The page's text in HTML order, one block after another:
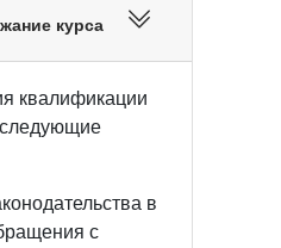
курса
квалификации
следующие
в
с